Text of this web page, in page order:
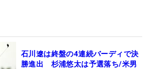
石川遼は終盤の4連続バーディで決
勝進出 杉浦悠太は予選落ち/米男